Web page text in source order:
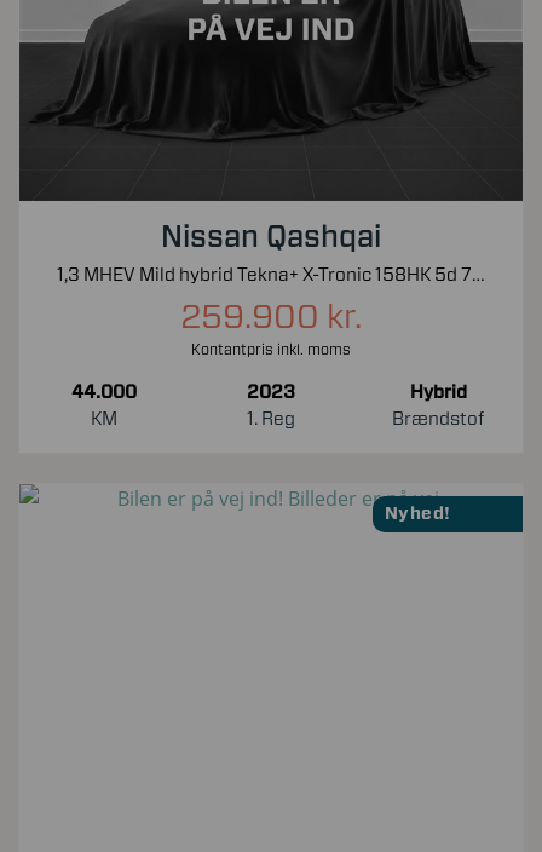
Nissan Qashqai
1,3 MHEV Mild hybrid Tekna+ X-Tronic 158HK 5d 7g Aut.
259.900 kr.
Kontantpris inkl. moms
44.000
KM
2023
1. Reg
Hybrid
Brændstof
Nyhed!